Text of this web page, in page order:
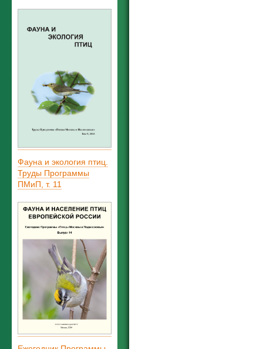
Фауна и экология птиц.
Труды Программы
ПМиП, т. 11